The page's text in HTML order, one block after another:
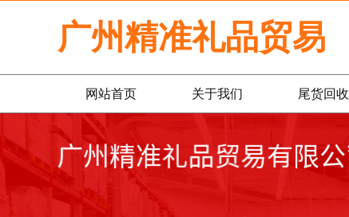
广州精准礼品贸易
网站首页 关于我们 尾货回收